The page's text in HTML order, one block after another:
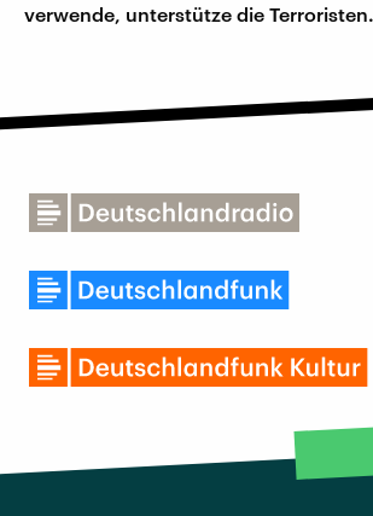
verwende, unterstütze die Terroristen.